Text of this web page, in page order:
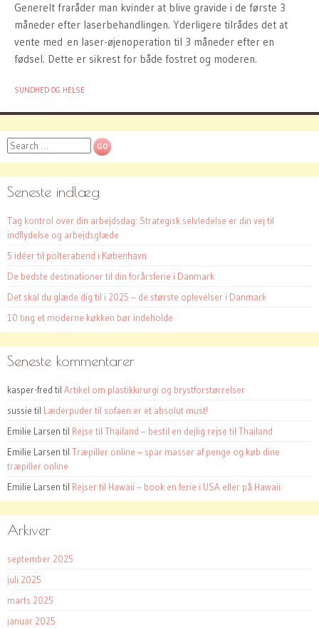
Generelt fraråder man kvinder at blive gravide i de første 3
måneder efter laserbehandlingen. Yderligere tilrådes det at
vente med en laser-øjenoperation til 3 måneder efter en
fødsel. Dette er sikrest for både fostret og moderen.
SUNDHED OG HELSE
Search
Seneste indlæg
Tag kontrol over din arbejdsdag: Strategisk selvledelse er din vej til
indflydelse og arbejdsglæde
5 idéer til polterabend i København
De bedste destinationer til din forårsferie i Danmark
Det skal du glæde dig til i 2025 – de største oplevelser i Danmark
10 ting et moderne køkken bør indeholde
Seneste kommentarer
kasper-fred til Artikel om plastikkirurgi og brystforstørrelser
sussie til Læderpuder til sofaen er et absolut must!
Emilie Larsen til Rejse til Thailand – bestil en dejlig rejse til Thailand
Emilie Larsen til Træpiller online – spar masser af penge og køb dine
træpiller online
Emilie Larsen til Rejser til Hawaii – book en ferie i USA eller på Hawaii
Arkiver
september 2025
juli 2025
marts 2025
januar 2025